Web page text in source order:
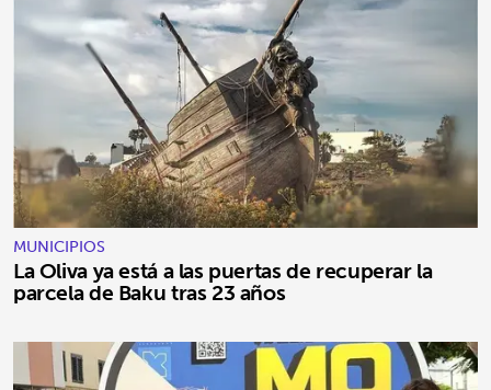
MUNICIPIOS
La Oliva ya está a las puertas de recuperar la
parcela de Baku tras 23 años